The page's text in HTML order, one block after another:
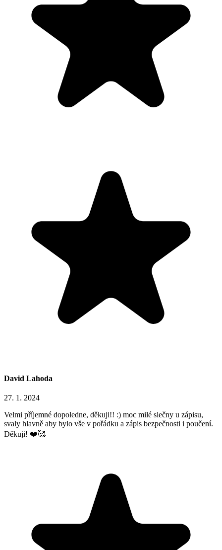
David Lahoda
27. 1. 2024
Velmi příjemné dopoledne, děkuji!! :) moc milé slečny u zápisu,
svaly hlavně aby bylo vše v pořádku a zápis bezpečnosti i poučení.
Děkuji! ❤️🥰